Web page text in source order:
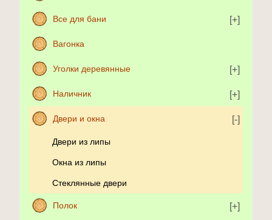
Все для бани
Вагонка
Уголки деревянные
Наличник
Двери и окна
Двери из липы
Окна из липы
Стеклянные двери
Полок